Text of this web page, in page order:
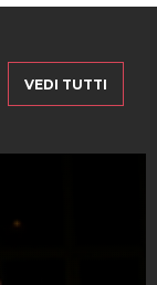
VEDI TUTTI